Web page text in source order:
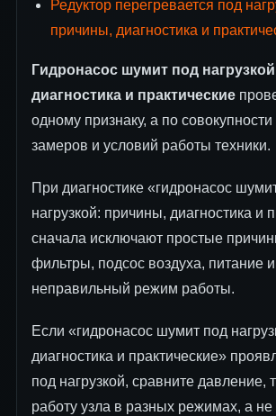
Редуктор перегревается под
причины, диагностика и
Гидронасос шумит под
диагностика и практические
одному признаку, а по
замеров и условий работы техники.
При диагностике «гидронасос
нагрузкой: причины, диагностика и
сначала исключают простые
фильтры, подсос воздуха, питание и
неправильный режим работы.
Если «гидронасос шумит под
диагностика и практические»
под нагрузкой, сравните давление,
работу узла в разных режимах, а не